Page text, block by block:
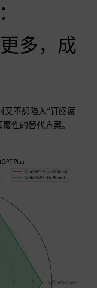
多，成
又不想陷入“订阅疲
性的替代方案。.